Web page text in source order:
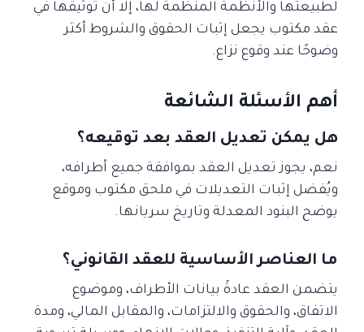
لطبيعتها والأنظمة المنظمة لها، إلا أن توثيقها في
عقد مكتوب يجعل إثبات الحقوق والشروط أكثر
وضوحًا عند وقوع نزاع.
أهم الأسئلة الشائعة
هل يمكن تعديل العقد بعد توقيعه؟
نعم، يجوز تعديل العقد بموافقة جميع أطرافه،
ويُفضل إثبات التعديلات في ملحق مكتوب وموقع
يوضح البنود المعدلة وتاريخ سريانها.
ما العناصر الأساسية للعقد القانوني؟
يتضمن العقد عادةً بيانات الأطراف، وموضوع
الاتفاق، والحقوق والالتزامات، والمقابل المالي، ومدة